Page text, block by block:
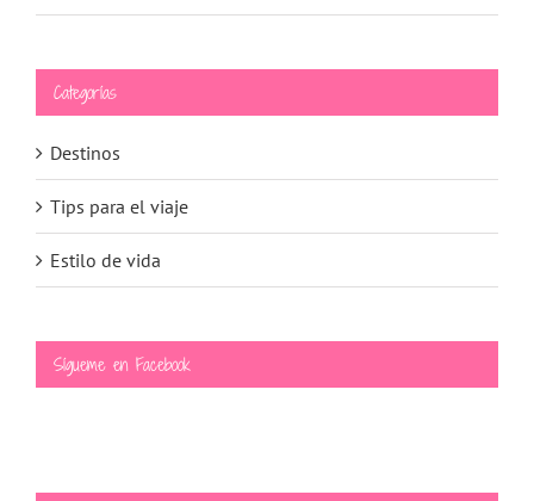
Categorías
Destinos
Tips para el viaje
Estilo de vida
Sígueme en Facebook